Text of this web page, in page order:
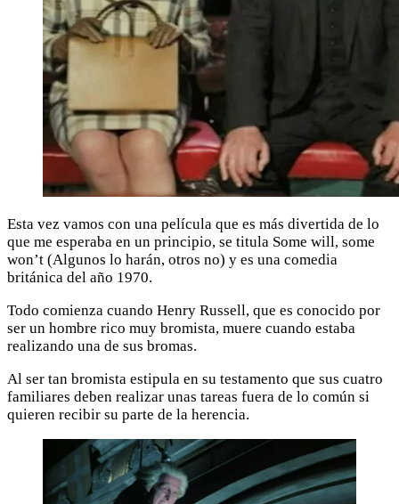
Esta vez vamos con una película que es más divertida de lo
que me esperaba en un principio, se titula Some will, some
won’t (Algunos lo harán, otros no) y es una comedia
británica del año 1970.
Todo comienza cuando Henry Russell, que es conocido por
ser un hombre rico muy bromista, muere cuando estaba
realizando una de sus bromas.
Al ser tan bromista estipula en su testamento que sus cuatro
familiares deben realizar unas tareas fuera de lo común si
quieren recibir su parte de la herencia.